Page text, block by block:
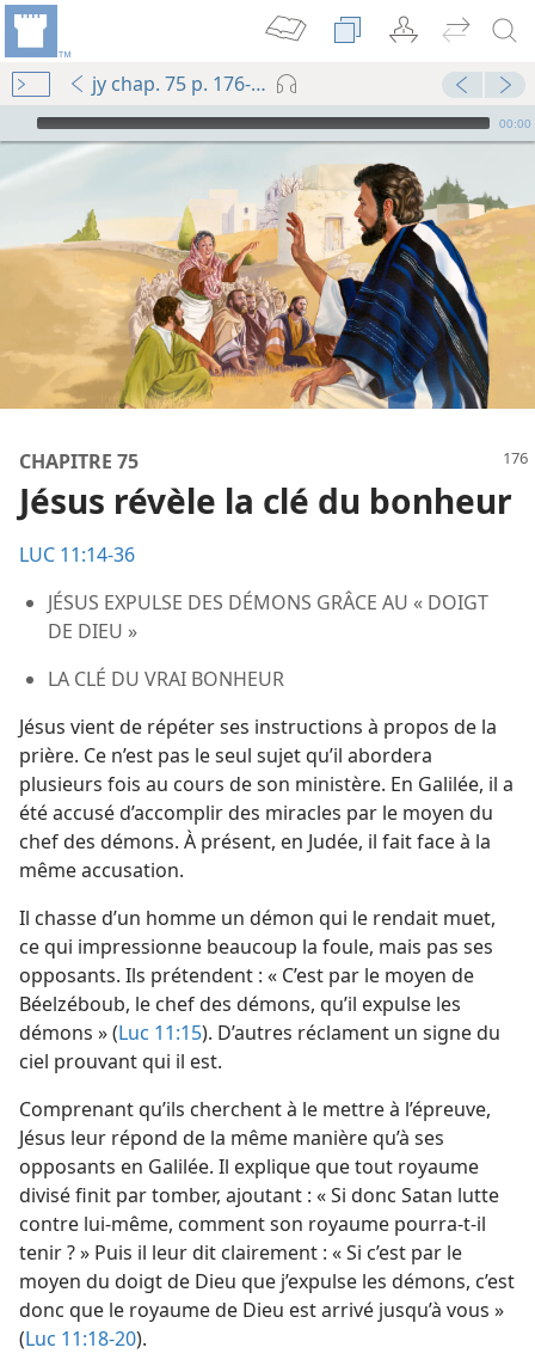
jy chap. 75 p. 176-p. 177 § 1
Audio Player
00:00
La Tour de Garde annonce le Royaume de Jéhovah 1988
La Tour de Garde annonce le Royaume de Jéhovah 1987
CHAPITRE 75
Jésus révèle la clé du bonheur
LUC 11:14-36
JÉSUS EXPULSE DES DÉMONS GRÂCE AU « DOIGT
DE DIEU »
LA CLÉ DU VRAI BONHEUR
Jésus vient de répéter ses instructions à propos de la
prière. Ce n’est pas le seul sujet qu’il abordera
plusieurs fois au cours de son ministère. En Galilée, il a
été accusé d’accomplir des miracles par le moyen du
chef des démons. À présent, en Judée, il fait face à la
même accusation.
Il chasse d’un homme un démon qui le rendait muet,
ce qui impressionne beaucoup la foule, mais pas ses
opposants. Ils prétendent : « C’est par le moyen de
Béelzéboub, le chef des démons, qu’il expulse les
démons » (Luc 11:15). D’autres réclament un signe du
ciel prouvant qui il est.
Comprenant qu’ils cherchent à le mettre à l’épreuve,
Jésus leur répond de la même manière qu’à ses
opposants en Galilée. Il explique que tout royaume
divisé finit par tomber, ajoutant : « Si donc Satan lutte
contre lui-​même, comment son royaume pourra-​t-​il
tenir ? » Puis il leur dit clairement : « Si c’est par le
moyen du doigt de Dieu que j’expulse les démons, c’est
donc que le royaume de Dieu est arrivé jusqu’à vous »
(Luc 11:18-20).